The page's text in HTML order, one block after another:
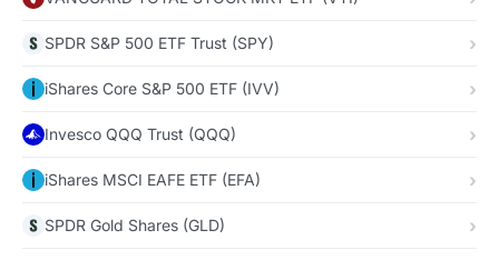
SPDR S&P 500 ETF Trust (SPY)
iShares Core S&P 500 ETF (IVV)
Invesco QQQ Trust (QQQ)
iShares MSCI EAFE ETF (EFA)
SPDR Gold Shares (GLD)